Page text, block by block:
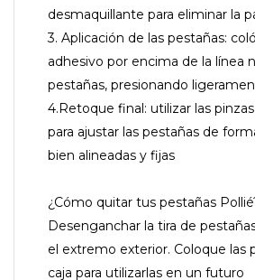
desmaquillante para eliminar la
3. Aplicación de las pestañas:
adhesivo por encima de la línea
pestañas, presionando
4.Retoque final: utilizar las
para ajustar las pestañas de
bien alineadas y fijas
¿Cómo quitar tus pestañas
Desenganchar la tira de
el extremo exterior. Coloque las
caja para utilizarlas en un futuro